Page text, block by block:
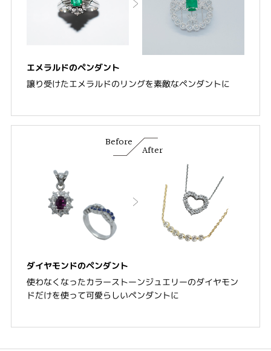
エメラルドのペンダント
譲り受けたエメラルドのリングを素敵なペンダントに
Before
After
ダイヤモンドのペンダント
使わなくなったカラーストーンジュエリーのダイヤモン
ドだけを使って可愛らしいペンダントに